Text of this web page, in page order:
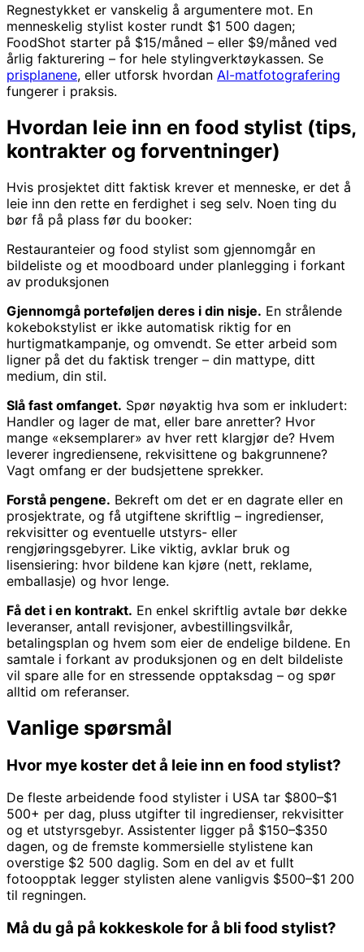
Regnestykket er vanskelig å argumentere mot. En
menneskelig stylist koster rundt $1 500 dagen;
FoodShot starter på $15/måned – eller $9/måned ved
årlig fakturering – for hele stylingverktøykassen. Se
prisplanene, eller utforsk hvordan AI-matfotografering
fungerer i praksis.
Hvordan leie inn en food stylist (tips,
kontrakter og forventninger)
Hvis prosjektet ditt faktisk krever et menneske, er det å
leie inn den rette en ferdighet i seg selv. Noen ting du
bør få på plass før du booker:
Restauranteier og food stylist som gjennomgår en
bildeliste og et moodboard under planlegging i forkant
av produksjonen
Gjennomgå porteføljen deres i din nisje. En strålende
kokebokstylist er ikke automatisk riktig for en
hurtigmatkampanje, og omvendt. Se etter arbeid som
ligner på det du faktisk trenger – din mattype, ditt
medium, din stil.
Slå fast omfanget. Spør nøyaktig hva som er inkludert:
Handler og lager de mat, eller bare anretter? Hvor
mange «eksemplarer» av hver rett klargjør de? Hvem
leverer ingrediensene, rekvisittene og bakgrunnene?
Vagt omfang er der budsjettene sprekker.
Forstå pengene. Bekreft om det er en dagrate eller en
prosjektrate, og få utgiftene skriftlig – ingredienser,
rekvisitter og eventuelle utstyrs- eller
rengjøringsgebyrer. Like viktig, avklar bruk og
lisensiering: hvor bildene kan kjøre (nett, reklame,
emballasje) og hvor lenge.
Få det i en kontrakt. En enkel skriftlig avtale bør dekke
leveranser, antall revisjoner, avbestillingsvilkår,
betalingsplan og hvem som eier de endelige bildene. En
samtale i forkant av produksjonen og en delt bildeliste
vil spare alle for en stressende opptaksdag – og spør
alltid om referanser.
Vanlige spørsmål
Hvor mye koster det å leie inn en food stylist?
De fleste arbeidende food stylister i USA tar $800–$1
500+ per dag, pluss utgifter til ingredienser, rekvisitter
og et utstyrsgebyr. Assistenter ligger på $150–$350
dagen, og de fremste kommersielle stylistene kan
overstige $2 500 daglig. Som en del av et fullt
fotoopptak legger stylisten alene vanligvis $500–$1 200
til regningen.
Må du gå på kokkeskole for å bli food stylist?